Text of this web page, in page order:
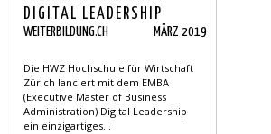
DIGITAL LEADERSHIP
WEITERBILDUNG.CH MÄRZ 2019
Die HWZ Hochschule für Wirtschaft
Zürich lanciert mit dem EMBA
(Executive Master of Business
Administration) Digital Leadership
ein einzigartiges...